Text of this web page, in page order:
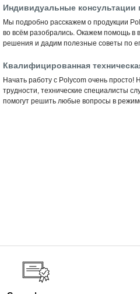
Индивидуальные консультации
Мы подробно расскажем о продукции
во всём разобрались. Окажем помощь в
решения и дадим полезные советы по
Квалифицированная
Начать работу с Polycom очень просто!
трудности, технические специалисты
помогут решить любые вопросы в